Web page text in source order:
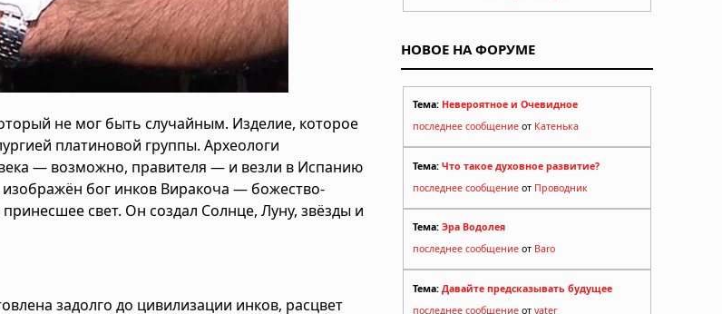
не мог быть случайным. Изделие, которое
платиновой группы. Археологи
— возможно, правителя — и везли в Испанию
изображён бог инков Виракоча — божество-
свет. Он создал Солнце, Луну, звёзды и
задолго до цивилизации инков, расцвет
НОВОЕ НА ФОРУМЕ
Тема: Невероятное и Очевидное
последнее сообщение от Катенька
Тема: Что такое духовное развитие?
последнее сообщение от Проводник
Тема: Эра Водолея
последнее сообщение от Baro
Тема: Давайте предсказывать будущее
последнее сообщение от yater